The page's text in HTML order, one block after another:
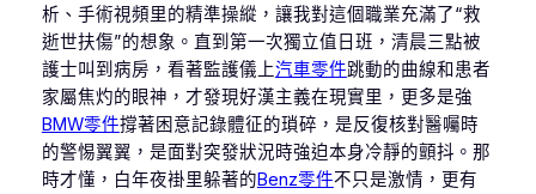
析、手術視頻里的精準操縱，讓我對這個職業充滿了“救
逝世扶傷”的想象。直到第一次獨立值日班，清晨三點被
護士叫到病房，看著監護儀上汽車零件跳動的曲線和患者
家屬焦灼的眼神，才發現好漢主義在現實里，更多是強
BMW零件撐著困意記錄體征的瑣碎，是反復核對醫囑時
的警惕翼翼，是面對突發狀況時強迫本身冷靜的顫抖。那
時才懂，白年夜褂里躲著的Benz零件不只是激情，更有